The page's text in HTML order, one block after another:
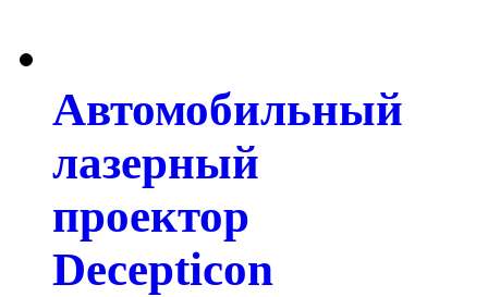
Автомобильный
лазерный
проектор
Decepticon